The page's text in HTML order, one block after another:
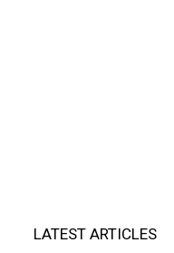
LATEST ARTICLES